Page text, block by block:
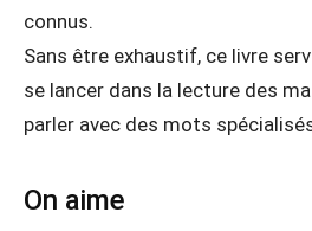
connus.
Sans être exhaustif, ce livre
se lancer dans la lecture des
parler avec des mots
On aime